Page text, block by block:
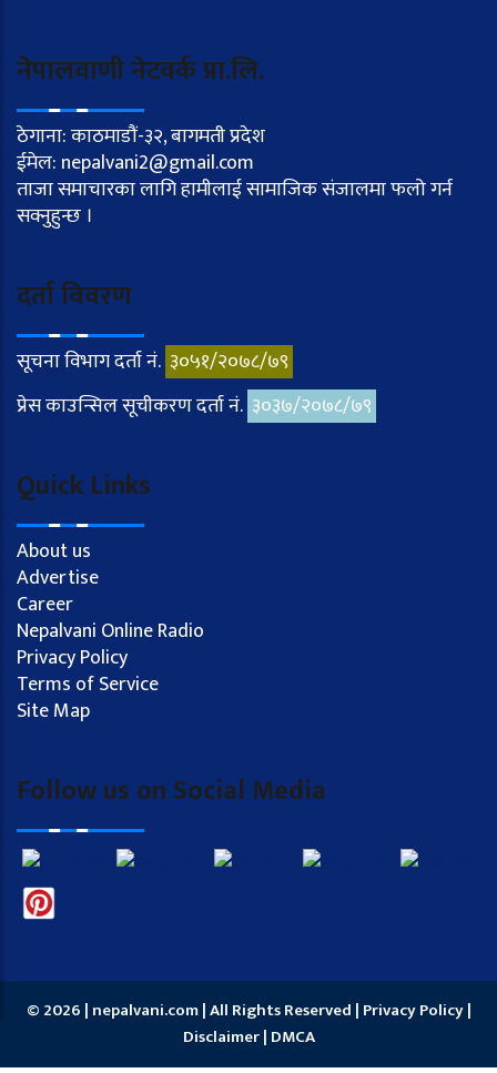
नेपालवाणी नेटवर्क प्रा.लि.
ठेगाना: काठमाडौं-३२, बागमती प्रदेश
ईमेल: nepalvani2@gmail.com
ताजा समाचारका लागि हामीलाई सामाजिक संजालमा फलो गर्न
सक्नुहुन्छ ।
दर्ता विवरण
सूचना विभाग दर्ता नं. ३०५१/२०७८/७९
प्रेस काउन्सिल सूचीकरण दर्ता नं. ३०३७/२०७८/७९
Quick Links
About us
Advertise
Career
Nepalvani Online Radio
Privacy Policy
Terms of Service
Site Map
Follow us on Social Media
© 2026 | nepalvani.com | All Rights Reserved | Privacy Policy|
Disclaimer| DMCA